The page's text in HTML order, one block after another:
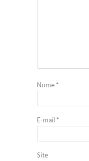
Nome*
E-mail *
Site